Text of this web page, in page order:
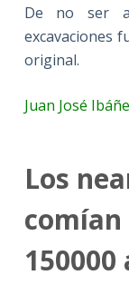
De no ser
excavaciones
original.
Juan José
Los
comían
150000